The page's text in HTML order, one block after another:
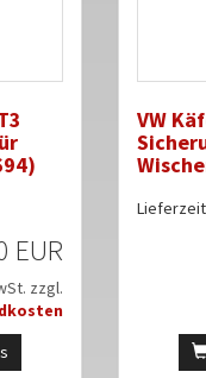
EUR
zzgl.
VW